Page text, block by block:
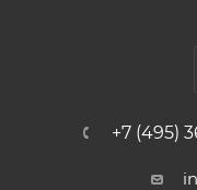
+7 (495)